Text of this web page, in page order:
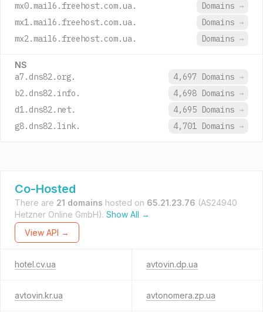
mx0.mail6.freehost.com.ua. Domains →
mx1.mail6.freehost.com.ua.
Domains →
mx2.mail6.freehost.com.ua.
Domains →
NS
a7.dns82.org. 4,697 Domains →
b2.dns82.info.
4,698 Domains →
d1.dns82.net.
4,695 Domains →
g8.dns82.link.
4,701 Domains →
Co-Hosted
There are 21 domains hosted on 65.21.23.76 (AS24940
Hetzner Online GmbH). Show All →
View API →
hotel.cv.ua avtovin.dp.ua
avtovin.kr.ua avtonomera.zp.ua